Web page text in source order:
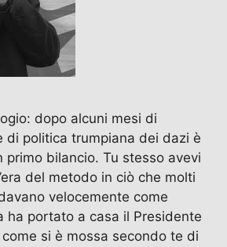
dopo alcuni mesi di
di politica trumpiana dei dazi è
primo bilancio. Tu stesso avevi
del metodo in ciò che molti
velocemente come
ha portato a casa il Presidente
come si è mossa secondo te di